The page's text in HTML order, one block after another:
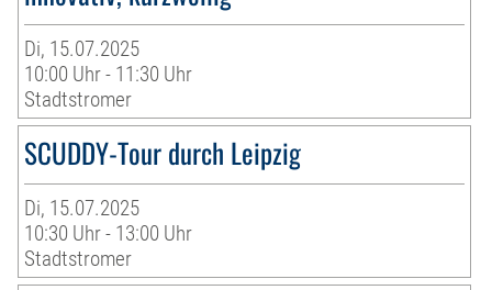
Di, 15.07.2025
10:00 Uhr - 11:30 Uhr
Stadtstromer
SCUDDY-Tour durch Leipzig
Di, 15.07.2025
10:30 Uhr - 13:00 Uhr
Stadtstromer